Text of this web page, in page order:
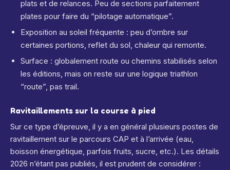
plats et de relances. Peu de sections parfaitement
plates pour faire du “pilotage automatique”.
Exposition au soleil fréquente : peu d’ombre sur
certaines portions, reflet du sol, chaleur qui remonte.
Surface : globalement route ou chemins stabilisés selon
les éditions, mais on reste sur une logique triathlon
“route”, pas trail.
Ravitaillements sur la course à pied
Sur ce type d’épreuve, il y a en général plusieurs postes de
ravitaillement sur le parcours CAP et à l’arrivée (eau,
boisson énergétique, parfois fruits, sucre, etc.). Les détails
2026 n’étant pas publiés, il est prudent de considérer :